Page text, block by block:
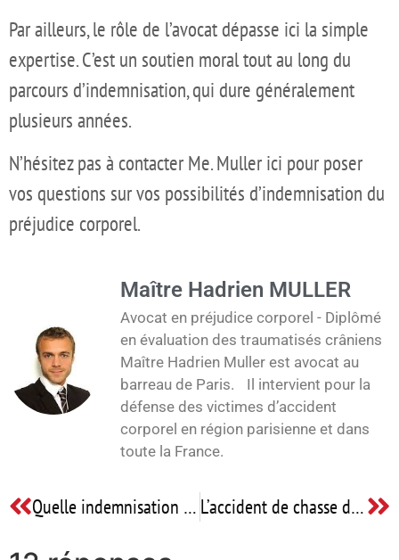
Par ailleurs, le rôle de l’avocat dépasse ici la simple
expertise. C’est un soutien moral tout au long du
parcours d’indemnisation, qui dure généralement
plusieurs années.
N’hésitez pas à contacter Me. Muller ici pour poser
vos questions sur vos possibilités d’indemnisation du
préjudice corporel.
Maître Hadrien MULLER
Avocat en préjudice corporel - Diplômé
en évaluation des traumatisés crâniens
Maître Hadrien Muller est avocat au
barreau de Paris. Il intervient pour la
défense des victimes d’accident
corporel en région parisienne et dans
toute la France.
Quelle indemnisation pour votre fracture de la cheville ? L’accident de chasse du 30 octobre 2021 : quelles règles n’ont pas été respectées ?